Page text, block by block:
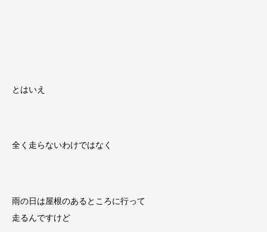
とはいえ
全く走らないわけではなく
雨の日は屋根のあるところに行って
走るんですけど